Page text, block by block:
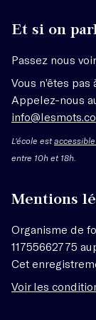
Et si on
Passez nous
Vous n’êtes
Appelez-nous
info@lesmots.co
L'école est
entre 10h et 18h.
Mentions
Organisme de
11755662775
Cet
Voir les